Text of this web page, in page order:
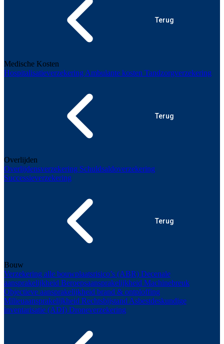
Terug
Medische Kosten
Hospitalisatieverzekering Ambulante kosten Tandzorgverzekering
Terug
Overlijden
Overlijdensverzekering Schuldsaldoverzekering
Successieverzekering
Terug
Bouw
Verzekering alle bouwplaatsrisico’s (ABR) Decenale
aansprakelijkheid Beroepsaansprakelijkheid Machinebreuk
Objectieve aansprakelijkheid brand & ontploffing
Milieuaansprakelijkheid Rechtsbijstand Asbestdeskundige
inventarisatie (ADI) Droneverzekering